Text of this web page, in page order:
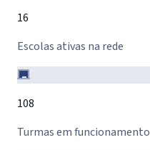
16
Escolas ativas na rede
108
Turmas em funcionamento